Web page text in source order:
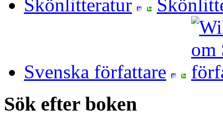
Skönlitteratur
Svenska författare
Sök efter boken